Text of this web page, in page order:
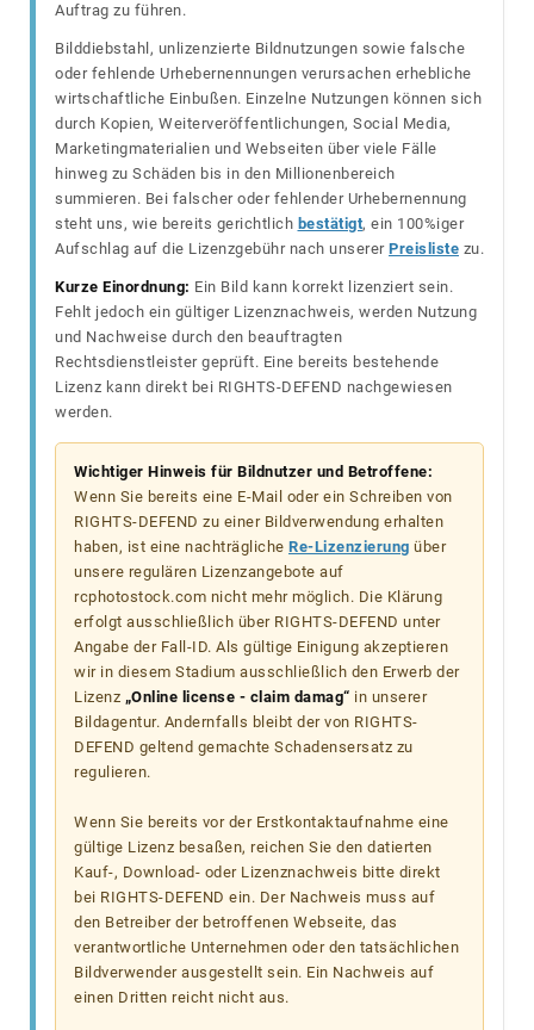
Auftrag zu führen.
Bilddiebstahl, unlizenzierte Bildnutzungen sowie falsche
oder fehlende Urhebernennungen verursachen erhebliche
wirtschaftliche Einbußen. Einzelne Nutzungen können sich
durch Kopien, Weiterveröffentlichungen, Social Media,
Marketingmaterialien und Webseiten über viele Fälle
hinweg zu Schäden bis in den Millionenbereich
summieren. Bei falscher oder fehlender Urhebernennung
steht uns, wie bereits gerichtlich bestätigt, ein 100%iger
Aufschlag auf die Lizenzgebühr nach unserer Preisliste zu.
Kurze Einordnung: Ein Bild kann korrekt lizenziert sein.
Fehlt jedoch ein gültiger Lizenznachweis, werden Nutzung
und Nachweise durch den beauftragten
Rechtsdienstleister geprüft. Eine bereits bestehende
Lizenz kann direkt bei RIGHTS-DEFEND nachgewiesen
werden.
Wichtiger Hinweis für Bildnutzer und Betroffene:
Wenn Sie bereits eine E-Mail oder ein Schreiben von
RIGHTS-DEFEND zu einer Bildverwendung erhalten
haben, ist eine nachträgliche Re-Lizenzierung über
unsere regulären Lizenzangebote auf
rcphotostock.com nicht mehr möglich. Die Klärung
erfolgt ausschließlich über RIGHTS-DEFEND unter
Angabe der Fall-ID. Als gültige Einigung akzeptieren
wir in diesem Stadium ausschließlich den Erwerb der
Lizenz „Online license - claim damag“ in unserer
Bildagentur. Andernfalls bleibt der von RIGHTS-
DEFEND geltend gemachte Schadensersatz zu
regulieren.
Wenn Sie bereits vor der Erstkontaktaufnahme eine
gültige Lizenz besaßen, reichen Sie den datierten
Kauf-, Download- oder Lizenznachweis bitte direkt
bei RIGHTS-DEFEND ein. Der Nachweis muss auf
den Betreiber der betroffenen Webseite, das
verantwortliche Unternehmen oder den tatsächlichen
Bildverwender ausgestellt sein. Ein Nachweis auf
einen Dritten reicht nicht aus.